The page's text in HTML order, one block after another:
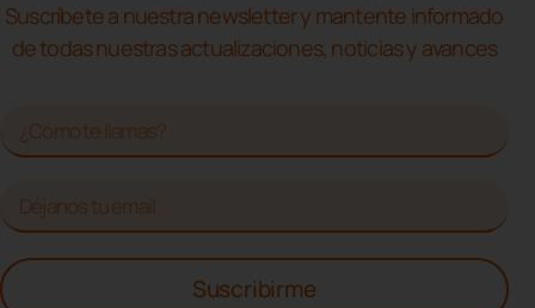
Suscríbete a nuestra newsletter y mantente informado
de todas nuestras actualizaciones, noticias y avances
Suscribirme